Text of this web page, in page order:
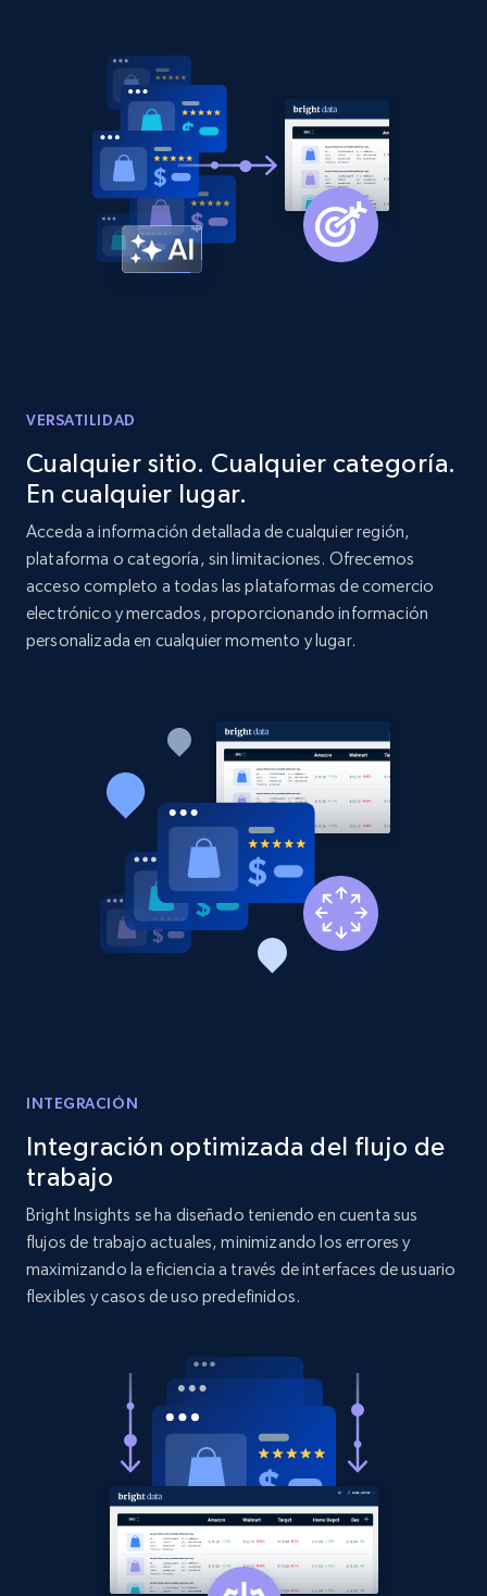
and more.
353+ Comenzar ahora
Home Depot US - Gather data on products
using specified keywords
Home Depot US - Discover products by
specified URL
URL, Domain, Country code, Model number,
Sku, Product id, Product name, Manufacturer,
and more.
Home Depot US - Discover products by
specified UPC
URL, Domain, Country code, Model number,
Sku, Product id, Product name, Manufacturer,
2.1K+ 353+ Comenzar ahora
URL, Domain, Country code, Model number,
Sku, Product id, Product name, Manufacturer,
and more.
2.1K+ 353+ Comenzar ahora
URL, Product id, Listing inventory id, Title, Rating,
Reviews count shop, Reviews count item, Initial
price, and more.
1.9K+ 322+ Comenzar ahora
Etsy - Collect data on products using
VERSATILIDAD
Cualquier sitio. Cualquier categoría.
En cualquier lugar.
Acceda a información detallada de cualquier región,
plataforma o categoría, sin limitaciones. Ofrecemos
acceso completo a todas las plataformas de comercio
electrónico y mercados, proporcionando información
personalizada en cualquier momento y lugar.
INTEGRACIÓN
Integración optimizada del flujo de
trabajo
Bright Insights se ha diseñado teniendo en cuenta sus
flujos de trabajo actuales, minimizando los errores y
maximizando la eficiencia a través de interfaces de usuario
flexibles y casos de uso predefinidos.